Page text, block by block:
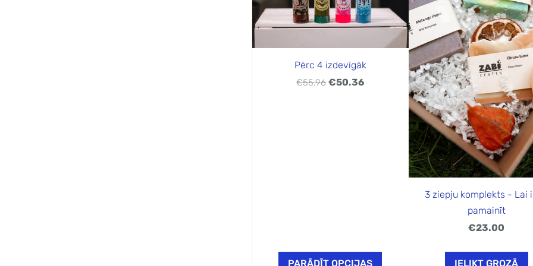
Pērc 4 izdevīgāk
€55.96 €50.36
PARĀDĪT OPCIJAS
3 ziepju komplekts - Lai
pamainīt
€23.00
IELIKT GROZĀ